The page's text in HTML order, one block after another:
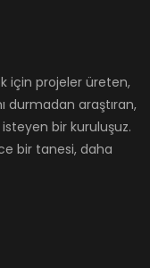
için projeler üreten,
durmadan araştıran,
bir kuruluşuz.
bir tanesi, daha